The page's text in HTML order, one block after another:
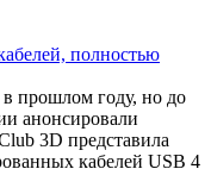
полностью
прошлом году, но до
анонсировали
3D представила
кабелей USB 4